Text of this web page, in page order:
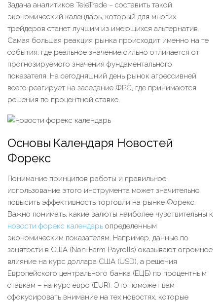
Задача аналитиков TeleTrade – составить такой
экономический календарь, который для многих
трейдеров станет лучшим из имеющихся альтернатив.
Самая большая реакция рынка происходит именно на те
события, где реальное значение сильно отличается от
прогнозируемого значения фундаментального
показателя. На сегодняшний день рынок агрессивней
всего реагирует на заседание ФРС, где принимаются
решения по процентной ставке.
Основы Календаря Новостей
Форекс
Понимание принципов работы и правильное
использование этого инструмента может значительно
повысить эффективность торговли на рынке Форекс.
Важно понимать, какие валюты наиболее чувствительны к
новости форекс календарь определенным
экономическим показателям. Например, данные по
занятости в США (Non-Farm Payrolls) оказывают огромное
влияние на курс доллара США (USD), а решения
Европейского центрального банка (ЕЦБ) по процентным
ставкам – на курс евро (EUR). Это поможет вам
сфокусировать внимание на тех новостях, которые